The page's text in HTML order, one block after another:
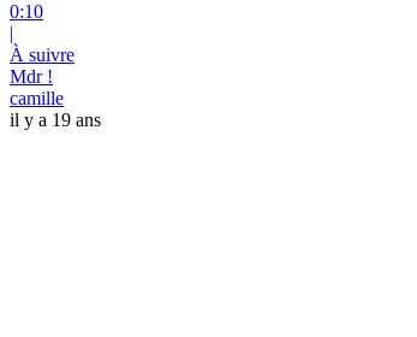
0:10
|
À suivre
Mdr !
camille
il y a 19 ans